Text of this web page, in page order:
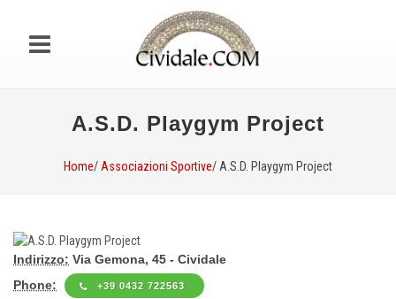
A.S.D. Playgym Project
Home/ Associazioni Sportive/ A.S.D. Playgym Project
Indirizzo: Via Gemona, 45 - Cividale
Phone:
+39 0432 722563